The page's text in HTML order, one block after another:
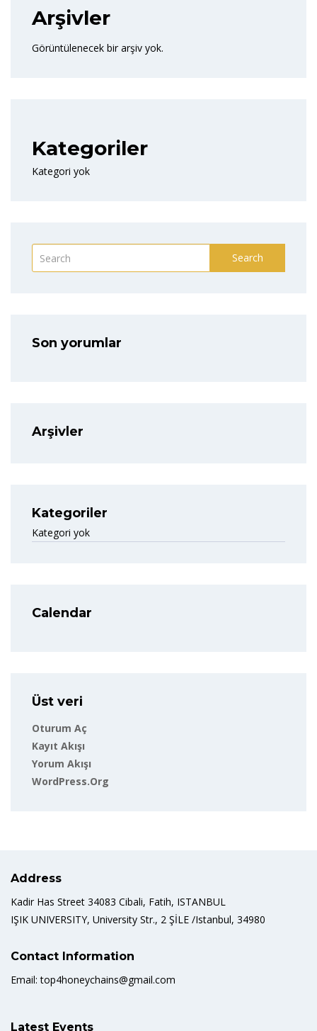
Arşivler
Görüntülenecek bir arşiv yok.
Kategoriler
Kategori yok
Search
Son yorumlar
Arşivler
Kategoriler
Kategori yok
Calendar
Üst veri
Oturum Aç
Kayıt Akışı
Yorum Akışı
WordPress.org
Address
Kadir Has Street 34083 Cibali, Fatih, ISTANBUL
IŞIK UNIVERSITY, University Str., 2 ŞİLE /Istanbul, 34980
Contact Information
Email: top4honeychains@gmail.com
Latest Events